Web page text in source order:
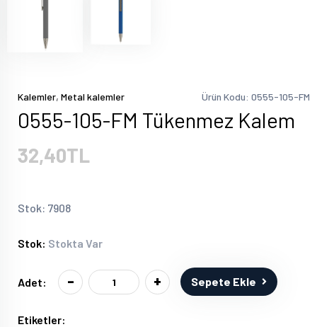
Kalemler, Metal kalemler Ürün Kodu: 0555-105-FM
0555-105-FM Tükenmez Kalem
32,40TL
Stok: 7908
Stok: Stokta Var
Adet: - + Sepete Ekle
Etiketler: